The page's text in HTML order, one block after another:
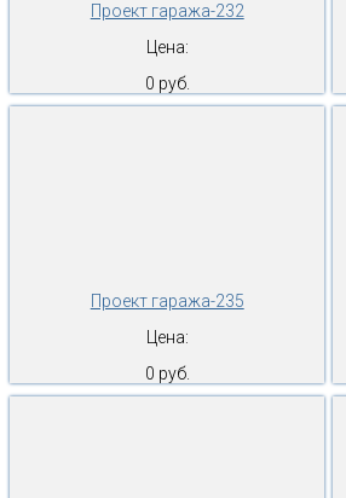
Проект гаража-232
Цена:
0 руб.
Проект гаража-235
Цена:
0 руб.